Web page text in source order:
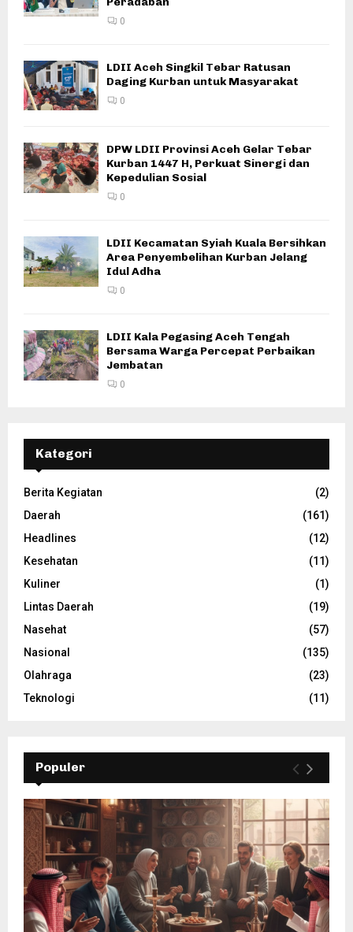
0
LDII Aceh Singkil Tebar Ratusan
Daging Kurban untuk Masyarakat
0
DPW LDII Provinsi Aceh Gelar Tebar
Kurban 1447 H, Perkuat Sinergi dan
Kepedulian Sosial
0
LDII Kecamatan Syiah Kuala Bersihkan
Area Penyembelihan Kurban Jelang
Idul Adha
0
LDII Kala Pegasing Aceh Tengah
Bersama Warga Percepat Perbaikan
Jembatan
0
Kategori
Berita Kegiatan
(2)
Daerah
(161)
Headlines
(12)
Kesehatan
(11)
Kuliner
(1)
Lintas Daerah
(19)
Nasehat
(57)
Nasional
(135)
Olahraga
(23)
Teknologi
(11)
Populer